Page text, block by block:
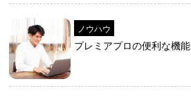
ノウハウ
プレミアプロの便利な機能